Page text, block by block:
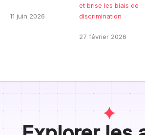
11 juin 2026
et brise les biais de
discrimination
27 février 2026